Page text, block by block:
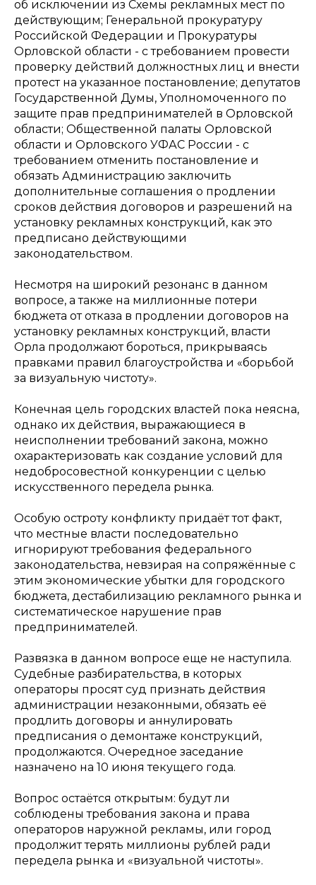
об исключении из Схемы рекламных мест по
действующим; Генеральной прокуратуру
Российской Федерации и Прокуратуры
Орловской области - с требованием провести
проверку действий должностных лиц и внести
протест на указанное постановление; депутатов
Государственной Думы, Уполномоченного по
защите прав предпринимателей в Орловской
области; Общественной палаты Орловской
области и Орловского УФАС России - с
требованием отменить постановление и
обязать Администрацию заключить
дополнительные соглашения о продлении
сроков действия договоров и разрешений на
установку рекламных конструкций, как это
предписано действующими
законодательством.
Несмотря на широкий резонанс в данном
вопросе, а также на миллионные потери
бюджета от отказа в продлении договоров на
установку рекламных конструкций, власти
Орла продолжают бороться, прикрываясь
правками правил благоустройства и «борьбой
за визуальную чистоту».
Конечная цель городских властей пока неясна,
однако их действия, выражающиеся в
неисполнении требований закона, можно
охарактеризовать как создание условий для
недобросовестной конкуренции с целью
искусственного передела рынка.
Особую остроту конфликту придаёт тот факт,
что местные власти последовательно
игнорируют требования федерального
законодательства, невзирая на сопряжённые с
этим экономические убытки для городского
бюджета, дестабилизацию рекламного рынка и
систематическое нарушение прав
предпринимателей.
Развязка в данном вопросе еще не наступила.
Судебные разбирательства, в которых
операторы просят суд признать действия
администрации незаконными, обязать её
продлить договоры и аннулировать
предписания о демонтаже конструкций,
продолжаются. Очередное заседание
назначено на 10 июня текущего года.
Вопрос остаётся открытым: будут ли
соблюдены требования закона и права
операторов наружной рекламы, или город
продолжит терять миллионы рублей ради
передела рынка и «визуальной чистоты».